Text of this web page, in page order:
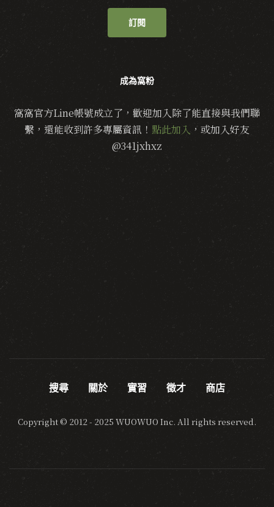
訂閱
成為窩粉
窩窩官方Line帳號成立了，歡迎加入除了能直接與我們聯
繫，還能收到許多專屬資訊！ 點此加入 ，或加入好友
@341jxhxz
搜尋 關於 實習 徵才 商店
Copyright © 2012 - 2025 WUOWUO Inc. All rights reserved.